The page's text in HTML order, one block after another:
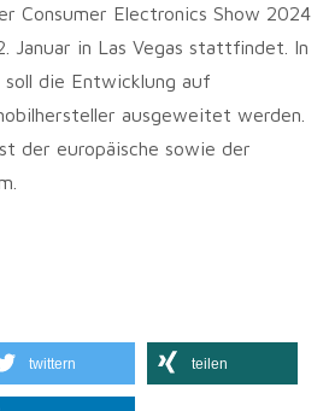
Consumer Electronics Show 2024
Januar in Las Vegas stattfindet. In
die Entwicklung auf
ausgeweitet werden.
der europäische sowie der
twittern teilen